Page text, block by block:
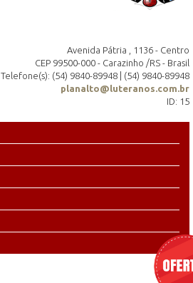
Avenida Pátria , 1136 - Centro
CEP 99500-000 - Carazinho /RS - Brasil
Telefone(s): (54) 9840-89948 | (54) 9840-89948
planalto@luteranos.com.br
ID: 15